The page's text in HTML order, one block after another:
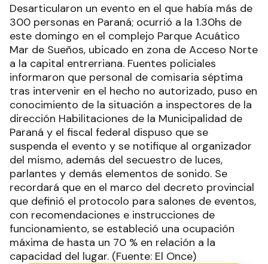
Desarticularon un evento en el que había más de
300 personas en Paraná; ocurrió a la 1.30hs de
este domingo en el complejo Parque Acuático
Mar de Sueños, ubicado en zona de Acceso Norte
a la capital entrerriana. Fuentes policiales
informaron que personal de comisaria séptima
tras intervenir en el hecho no autorizado, puso en
conocimiento de la situación a inspectores de la
dirección Habilitaciones de la Municipalidad de
Paraná y el fiscal federal dispuso que se
suspenda el evento y se notifique al organizador
del mismo, además del secuestro de luces,
parlantes y demás elementos de sonido. Se
recordará que en el marco del decreto provincial
que definió el protocolo para salones de eventos,
con recomendaciones e instrucciones de
funcionamiento, se estableció una ocupación
máxima de hasta un 70 % en relación a la
capacidad del lugar. (Fuente: El Once)